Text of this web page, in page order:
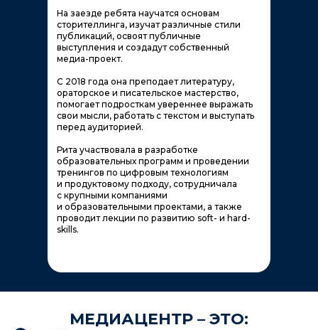
На заезде ребята научатся основам
сторителлинга, изучат различные стили
публикаций, освоят публичные
выступления и создадут собственный
медиа-проект.
С 2018 года она преподает литературу,
ораторское и писательское мастерство,
помогает подросткам увереннее выражать
свои мысли, работать с текстом и выступать
перед аудиторией.
Рита участвовала в разработке
образовательных программ и проведении
тренингов по цифровым технологиям
и продуктовому подходу, сотрудничала
с крупными компаниями
и образовательными проектами, а также
проводит лекции по развитию soft- и hard-
skills.
МЕДИАЦЕНТР – ЭТО: